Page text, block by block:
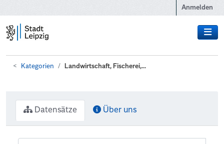
Anmelden
Kategorien Landwirtschaft, Fischerei,...
Datensätze Über uns